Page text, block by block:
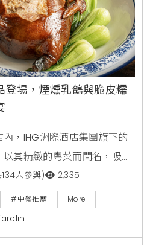
登場，煙燻乳鴿與脆皮糯
，IHG洲際酒店集團旗下的
其精緻的粵菜而聞名，吸引
廳自開業以來便成為當地人
感用餐體驗而受到廣泛讚
樓將於三月起推出兩道全新
送福-煙燻乳鴿」和「豐盈
人參與) 2,335
#中餐推薦 More